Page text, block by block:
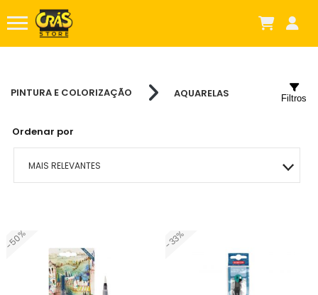
PINTURA E COLORIZAÇÃO AQUARELAS
Ordenar por
MAIS RELEVANTES
MAIOR PREÇO
Filtros
-50% -33%